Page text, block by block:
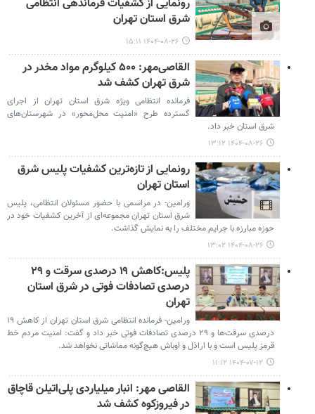
رونمایی از کشفیات فرماندهی انتظامی
شرق استان تهران
۱۴۰۴-۰۸-۲۶ ۱۵:۱۱
القاصی‌مهر: ۵۰۰ کیلوگرم مواد مخدر در
شرق تهران کشف شد
فرمانده انتظامی ویژه شرق استان تهران از اجرای
گسترده طرح «امنیت محل‌محور» در شهرستان‌های
شرق استان خبر داد.
۱۴۰۴-۰۸-۲۶ ۱۳:۱۲
رونمایی از تازه‌ترین کشفیات پلیس شرق
استان تهران
ورامین- در مراسمی با حضور مسئولان انتظامی، پلیس
شرق استان تهران مجموعه‌ای از آخرین کشفیات خود در
حوزه مبارزه با جرایم مختلف را به نمایش گذاشت.
۱۴۰۴-۰۸-۲۶ ۱۳:۰۲
پلیس:کاهش ۱۹ درصدی سرقت و ۲۹
درصدی تصادفات فوتی در شرق استان
تهران
ورامین- فرمانده انتظامی شرق استان تهران از کاهش ۱۹
درصدی سرقت‌ها و ۲۹ درصدی تصادفات فوتی خبر داد و گفت: امنیت مردم خط
قرمز پلیس است و با اراذل و اوباش هیچ‌گونه مماشاتی نخواهد شد.
۱۴۰۴-۰۷-۱۲ ۱۱:۱۲
القاصی مهر: انبار میلیاردی پلی‌اتیلن قاچاق
در فیروزکوه کشف شد